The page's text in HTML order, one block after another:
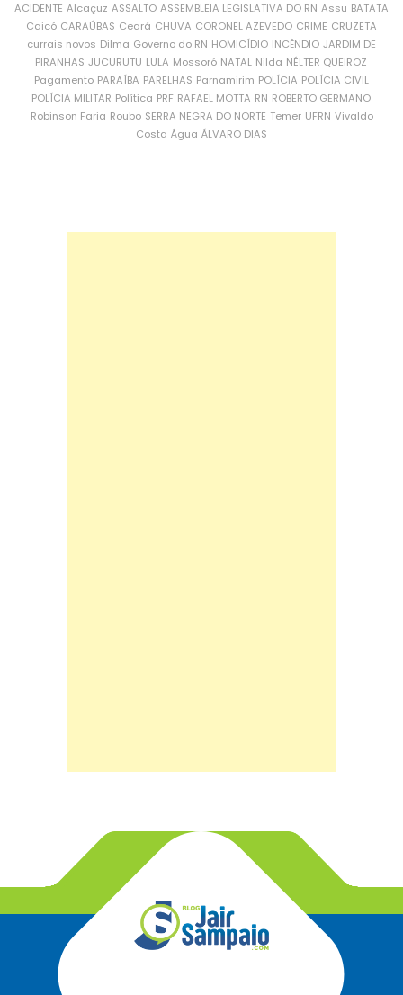
ACIDENTE Alcaçuz ASSALTO ASSEMBLEIA LEGISLATIVA DO RN Assu BATATA
Caicó CARAÚBAS Ceará CHUVA CORONEL AZEVEDO CRIME CRUZETA
currais novos Dilma Governo do RN HOMICÍDIO INCÊNDIO JARDIM DE
PIRANHAS JUCURUTU LULA Mossoró NATAL Nilda NÉLTER QUEIROZ
Pagamento PARAÍBA PARELHAS Parnamirim POLÍCIA POLÍCIA CIVIL
POLÍCIA MILITAR Política PRF RAFAEL MOTTA RN ROBERTO GERMANO
Robinson Faria Roubo SERRA NEGRA DO NORTE Temer UFRN Vivaldo
Costa Água ÁLVARO DIAS